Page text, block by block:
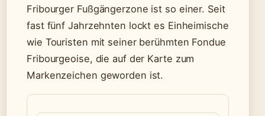
Fribourger Fußgängerzone ist so einer. Seit
fast fünf Jahrzehnten lockt es Einheimische
wie Touristen mit seiner berühmten Fondue
Fribourgeoise, die auf der Karte zum
Markenzeichen geworden ist.